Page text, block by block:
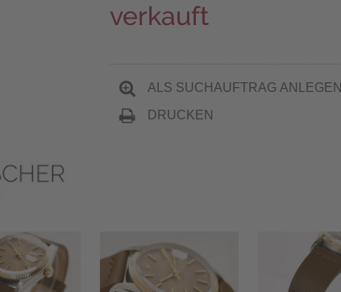
verkauft
ALS SUCHAUFTRAG ANLEGEN
DRUCKEN